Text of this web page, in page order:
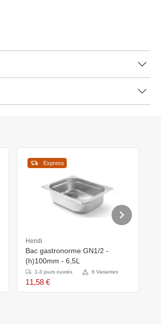
Express
Hendi
Bac gastronorme GN1/2 -
(h)100mm - 6,5L
1-3 jours ouvrés 6 Variantes
11,58 €